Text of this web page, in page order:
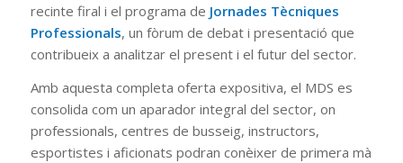
recinte firal i el programa de Jornades Tècniques
Professionals, un fòrum de debat i presentació que
contribueix a analitzar el present i el futur del sector.
Amb aquesta completa oferta expositiva, el MDS es
consolida com un aparador integral del sector, on
professionals, centres de busseig, instructors,
esportistes i aficionats podran conèixer de primera mà